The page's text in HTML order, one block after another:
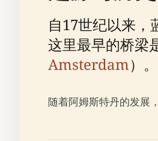
自17世纪以来，
这里最早的桥梁
Amsterdam）
随着阿姆斯特丹的发展